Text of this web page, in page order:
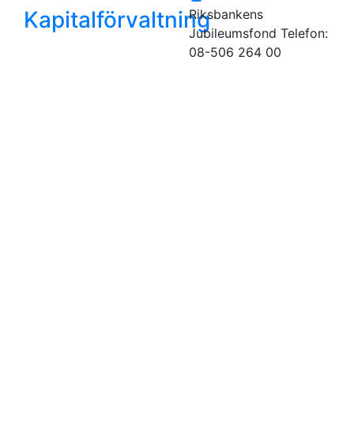
KapitalförvaltningRiksbankens
Jubileumsfond Telefon:
08-506 264 00